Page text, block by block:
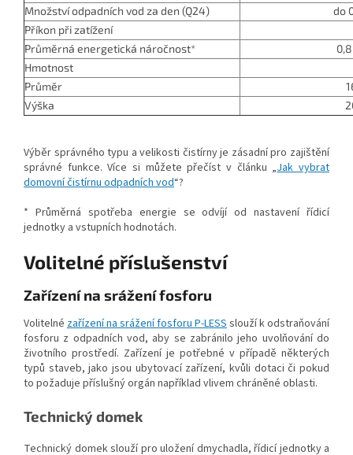
Množství odpadních vod za den (Q24)
do
Příkon při zatížení
Průměrná energetická náročnost*
Hmotnost
Průměr
Výška
Výběr správného typu a velikosti čistírny je zásadní pro zajištění
správné funkce. Více si můžete přečíst v článku „Jak vybrat
domovní čistírnu odpadních vod“?
* Průměrná spotřeba energie se odvíjí od nastavení řídicí
jednotky a vstupních hodnotách.
Volitelné příslušenství
Zařízení na srážení fosforu
Volitelné zařízení na srážení fosforu P-LESS slouží k odstraňování
fosforu z odpadních vod, aby se zabránilo jeho uvolňování do
životního prostředí. Zařízení je potřebné v případě některých
typů staveb, jako jsou ubytovací zařízení, kvůli dotaci či pokud
to požaduje příslušný orgán například vlivem chráněné oblasti.
Technický domek
Technický domek slouží pro uložení dmychadla, řídicí jednotky a